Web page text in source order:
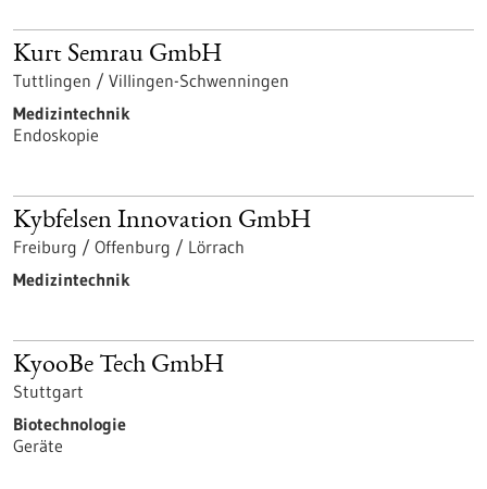
Kurt Semrau GmbH
Tuttlingen / Villingen-Schwenningen
Medizintechnik
Endoskopie
Kybfelsen Innovation GmbH
Freiburg / Offenburg / Lörrach
Medizintechnik
KyooBe Tech GmbH
Stuttgart
Biotechnologie
Geräte